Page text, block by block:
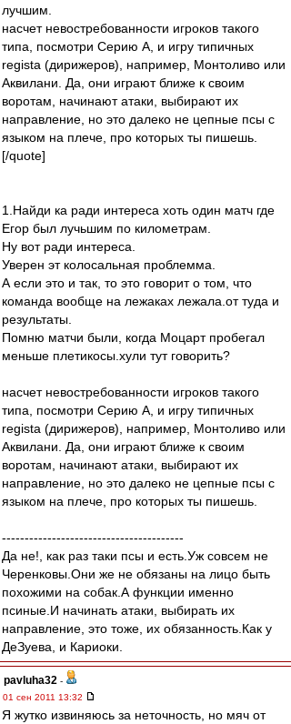
лучшим.
насчет невостребованности игроков такого
типа, посмотри Серию А, и игру типичных
regista (дирижеров), например, Монтоливо или
Аквилани. Да, они играют ближе к своим
воротам, начинают атаки, выбирают их
направление, но это далеко не цепные псы с
языком на плече, про которых ты пишешь.
[/quote]
1.Найди ка ради интереса хоть один матч где
Егор был лучьшим по километрам.
Ну вот ради интереса.
Уверен эт колосальная проблемма.
А если это и так, то это говорит о том, что
команда вообще на лежаках лежала.от туда и
результаты.
Помню матчи были, когда Моцарт пробегал
меньше плетикосы.хули тут говорить?
насчет невостребованности игроков такого
типа, посмотри Серию А, и игру типичных
regista (дирижеров), например, Монтоливо или
Аквилани. Да, они играют ближе к своим
воротам, начинают атаки, выбирают их
направление, но это далеко не цепные псы с
языком на плече, про которых ты пишешь.
----------------------------------------
Да не!, как раз таки псы и есть.Уж совсем не
Черенковы.Они же не обязаны на лицо быть
похожими на собак.А функции именно
псиные.И начинать атаки, выбирать их
направление, это тоже, их обязанность.Как у
ДеЗуева, и Кариоки.
pavluha32 -
01 сен 2011 13:32
Я жутко извиняюсь за неточность, но мяч от